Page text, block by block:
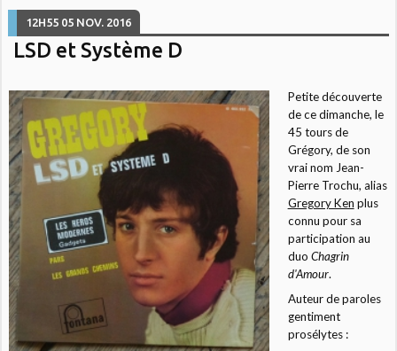
12H55 05 NOV. 2016
LSD et Système D
Petite découverte
de ce dimanche, le
45 tours de
Grégory, de son
vrai nom Jean-
Pierre Trochu, alias
Gregory Ken plus
connu pour sa
participation au
duo Chagrin
d'Amour.
Auteur de paroles
gentiment
prosélytes :